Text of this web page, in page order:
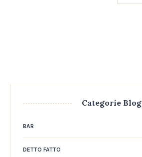
Categorie Blog
BAR
DETTO FATTO